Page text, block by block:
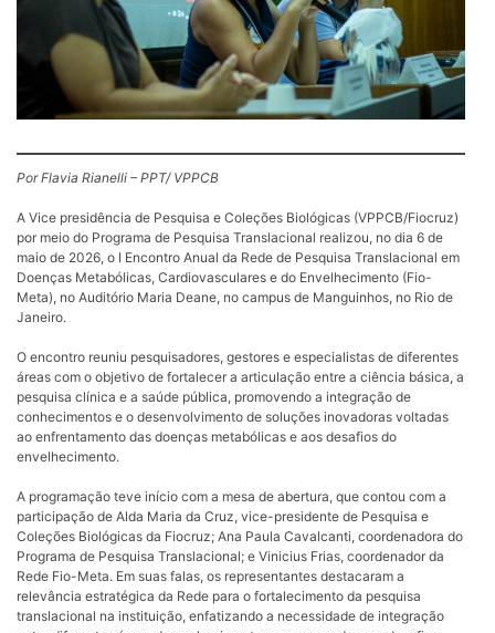
Por Flavia Rianelli – PPT/ VPPCB
A Vice presidência de Pesquisa e Coleções Biológicas (VPPCB/Fiocruz)
por meio do Programa de Pesquisa Translacional realizou, no dia 6 de
maio de 2026, o I Encontro Anual da Rede de Pesquisa Translacional em
Doenças Metabólicas, Cardiovasculares e do Envelhecimento (Fio-
Meta), no Auditório Maria Deane, no campus de Manguinhos, no Rio de
Janeiro.
O encontro reuniu pesquisadores, gestores e especialistas de diferentes
áreas com o objetivo de fortalecer a articulação entre a ciência básica, a
pesquisa clínica e a saúde pública, promovendo a integração de
conhecimentos e o desenvolvimento de soluções inovadoras voltadas
ao enfrentamento das doenças metabólicas e aos desafios do
envelhecimento.
A programação teve início com a mesa de abertura, que contou com a
participação de Alda Maria da Cruz, vice-presidente de Pesquisa e
Coleções Biológicas da Fiocruz; Ana Paula Cavalcanti, coordenadora do
Programa de Pesquisa Translacional; e Vinicius Frias, coordenador da
Rede Fio-Meta. Em suas falas, os representantes destacaram a
relevância estratégica da Rede para o fortalecimento da pesquisa
translacional na instituição, enfatizando a necessidade de integração